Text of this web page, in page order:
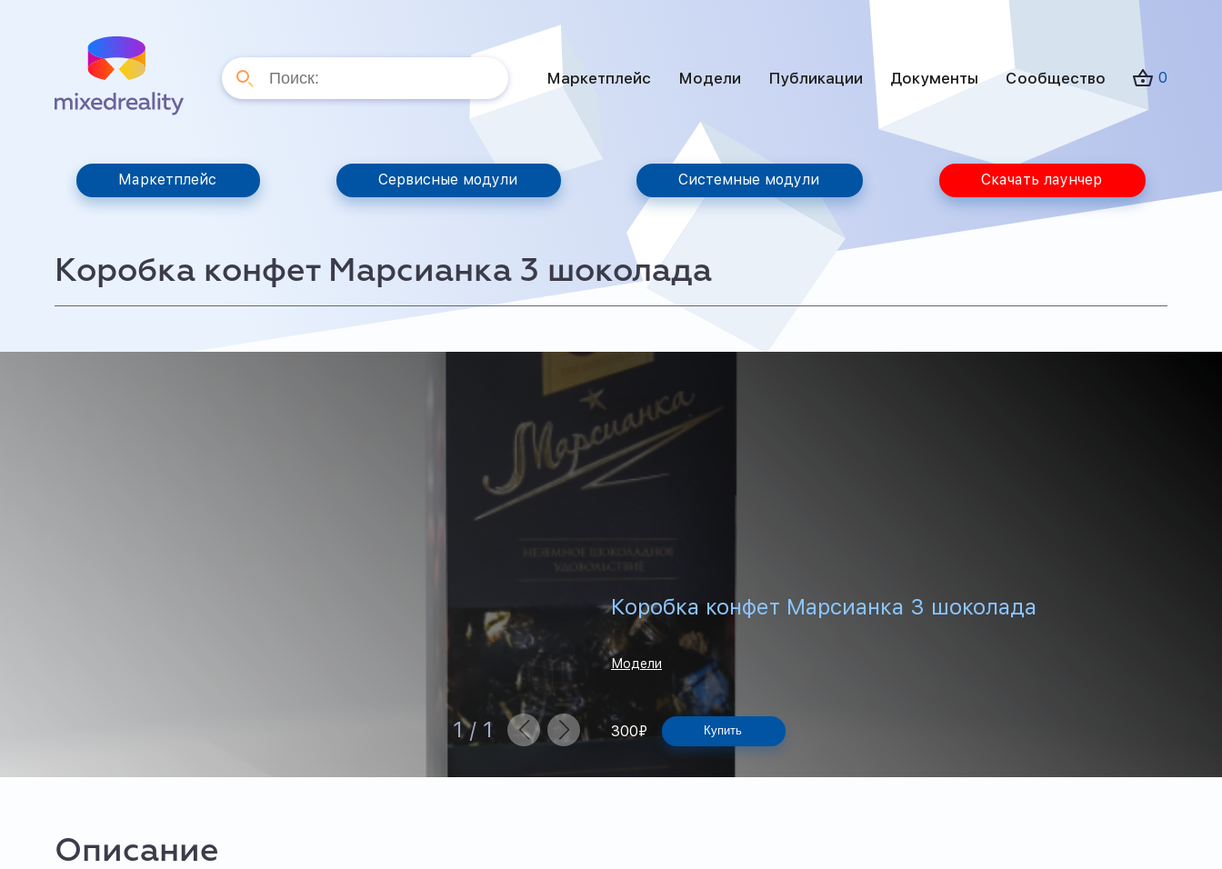
Маркетплейс Модели Публикации Документы Сообщество 0
Маркетплейс Сервисные модули Системные модули Скачать лаунчер
Коробка конфет Марсианка 3 шоколада
1/ 1
Коробка конфет Марсианка 3 шоколада
Модели
300₽ Купить
Описание